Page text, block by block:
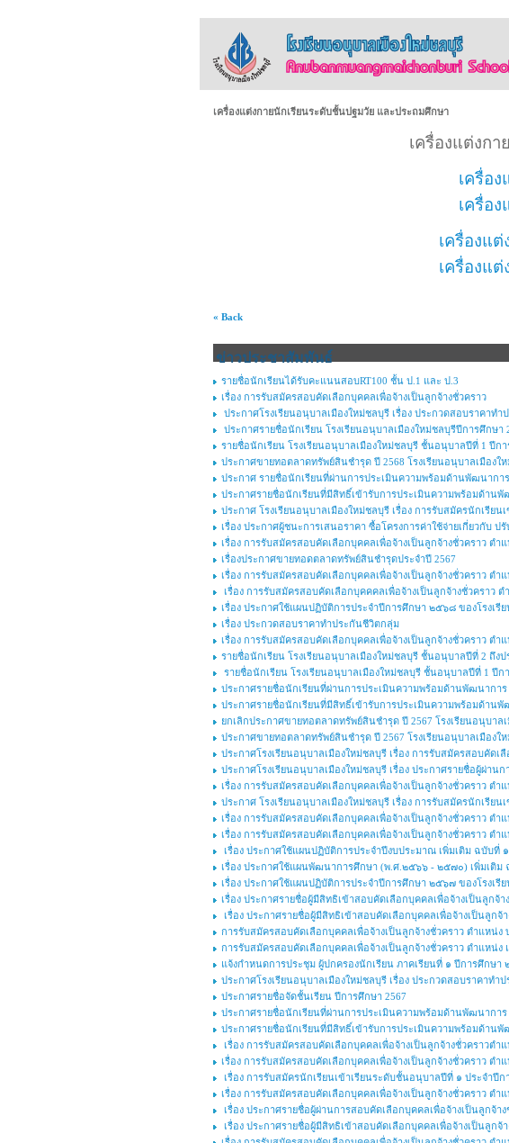
เครื่องแต่งกายนักเรียนระดับชั้นปฐมวัย และประถมศึกษา
เครื่องแต่งก
เครื่อ
เครื่อ
เครื่องแ
เครื่องแ
« Back
ข่าวประชาสัมพันธ์
รายชื่อนักเรียนได้รับคะแนนสอบRT100 ชั้น ป.1 และ ป.3
เรื่อง การรับสมัครสอบคัดเลือกบุคคลเพื่อจ้างเป็นลูกจ้างชั่วคราว
ประกาศโรงเรียนอนุบาลเมืองใหม่ชลบุรี เรื่อง ประกวดสอบราคาท
ประกาศรายชื่อนักเรียน โรงเรียนอนุบาลเมืองใหม่ชลบุรีปีการศึกษ
รายชื่อนักเรียน โรงเรียนอนุบาลเมืองใหม่ชลบุรี ชั้นอนุบาลปีที่ 1 ปีกา
ประกาศขายทอตลาดทรัพย์สินชำรุด ปี 2568 โรงเรียนอนุบาลเมืองใ
ประกาศ รายชื่อนักเรียนที่ผ่านการประเมินความพร้อมด้านพัฒนาก
ประกาศรายชื่อนักเรียนที่มีสิทธิ์เข้ารับการประเมินความพร้อมด้านพั
ประกาศ โรงเรียนอนุบาลเมืองใหม่ชลบุรี เรื่อง การรับสมัครนักเรี
เรื่อง ประกาศผู้ชนะการเสนอราคา ซื้อโครงการค่าใช้จ่ายเกี่ยวกับ
เรื่อง การรับสมัครสอบคัดเลือกบุคคลเพื่อจ้างเป็นลูกจ้างชั่วคราว ตำ
เรื่องประกาศขายทอดตลาดทรัพย์สินชำรุดประจำปี 2567
เรื่อง การรับสมัครสอบคัดเลือกบุคคลเพื่อจ้างเป็นลูกจ้างชั่วคราว ต
เรื่อง การรับสมัครสอบคัดเลือกบุคคคลเพื่อจ้างเป็นลูกจ้างชั่วคราว ต
เรื่อง ประกาศใช้แผนปฏิบัติการประจำปีการศึกษา ๒๕๖๘ ของโรงเรี
เรื่อง ประกวดสอบราคาทำประกันชีวิตกลุ่ม
เรื่อง การรับสมัครสอบคัดเลือกบุคคลเพื่อจ้างเป็นลูกจ้างชั่วคราว
รายชื่อนักเรียน โรงเรียนอนุบาลเมืองใหม่ชลบุรี ชั้นอนุบาลปีที่ 2 ถึง
รายชื่อนักเรียน โรงเรียนอนุบาลเมืองใหม่ชลบุรี ชั้นอนุบาลปีที่ 1 ปีก
ประกาศรายชื่อนักเรียนที่ผ่านการประเมินความพร้อมด้านพัฒนากา
ประกาศรายชื่อนักเรียนที่มีสิทธิ์เข้ารับการประเมินความพร้อมด้านพั
ยกเลิกประกาศขายทอตลาดทรัพย์สินชำรุด ปี 2567 โรงเรียนอนุบาล
ประกาศขายทอตลาดทรัพย์สินชำรุด ปี 2567 โรงเรียนอนุบาลเมืองใ
ประกาศโรงเรียนอนุบาลเมืองใหม่ชลบุรี เรื่อง การรับสมัครสอบคัดเ
ประกาศโรงเรียนอนุบาลเมืองใหม่ชลบุรี เรื่อง ประกาศรายชื่อผู้ผ่า
เรื่อง การรับสมัครสอบคัดเลือกบุคคลเพื่อจ้างเป็นลูกจ้างชั่วคราว ตำ
ประกาศ โรงเรียนอนุบาลเมืองใหม่ชลบุรี เรื่อง การรับสมัครนักเรีย
เรื่อง การรับสมัครสอบคัดเลือกบุคคลเพื่อจ้างเป็นลูกจ้างชั่วคราว ตำ
เรื่อง การรับสมัครสอบคัดเลือกบุคคลเพื่อจ้างเป็นลูกจ้างชั่วคราว ต
เรื่อง ประกาศใช้แผนปฏิบัติการประจำปีงบประมาณ เพิ่มเติม ฉบับ
เรื่อง ประกาศใช้แผนพัฒนาการศึกษา (พ.ศ.๒๕๖๖ - ๒๕๗๐) เพิ่มเติม
เรื่อง ประกาศใช้แผนปฏิบัติการประจำปีการศึกษา ๒๕๖๗ ของโรงเรี
เรื่อง ประกาศรายชื่อผู้มีสิทธิเข้าสอบคัดเลือกบุคคลเพื่อจ้างเป็นลูก
เรื่อง ประกาศรายชื่อผู้มีสิทธิเข้าสอบคัดเลือกบุคคลเพื่อจ้างเป็นลูก
การรับสมัครสอบคัดเลือกบุคคลเพื่อจ้างเป็นลูกจ้างชั่วคราว ตำแหน่
การรับสมัครสอบคัดเลือกบุคคลเพื่อจ้างเป็นลูกจ้างชั่วคราว ตำแหน่ง
แจ้งกำหนดการประชุม ผู้ปกครองนักเรียน ภาคเรียนที่ ๑ ปีการศึก
ประกาศโรงเรียนอนุบาลเมืองใหม่ชลบุรี เรื่อง ประกวดสอบราคาทำ
ประกาศรายชื่อจัดชั้นเรียน ปีการศึกษา 2567
ประกาศรายชื่อนักเรียนที่ผ่านการประเมินความพร้อมด้านพัฒนากา
ประกาศรายชื่อนักเรียนที่มีสิทธิ์เข้ารับการประเมินความพร้อมด้าน
เรื่อง การรับสมัครสอบคัดเลือกบุคคลเพื่อจ้างเป็นลูกจ้างชั่วคราว
เรื่อง การรับสมัครสอบคัดเลือกบุคคลเพื่อจ้างเป็นลูกจ้างชั่วคราว ตำ
เรื่อง การรับสมัครนักเรียนเข้าเรียนระดับชั้นอนุบาลปีที่ ๑ ประจำปี
เรื่อง การรับสมัครสอบคัดเลือกบุคคลเพื่อจ้างเป็นลูกจ้างชั่วคราว ตำ
เรื่อง ประกาศรายชื่อผู้ผ่านการสอบคัดเลือกบุคคลเพื่อจ้างเป็นลูกจ้า
เรื่อง ประกาศรายชื่อผู้มีสิทธิเข้าสอบคัดเลือกบุคคลเพื่อจ้างเป็นลูกจ้